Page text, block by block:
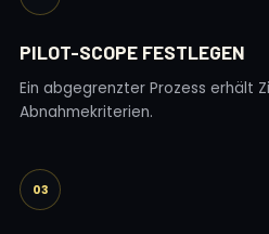
PILOT-SCOPE FESTLEGEN
Ein abgegrenzter Prozess erhält
Abnahmekriterien.
03